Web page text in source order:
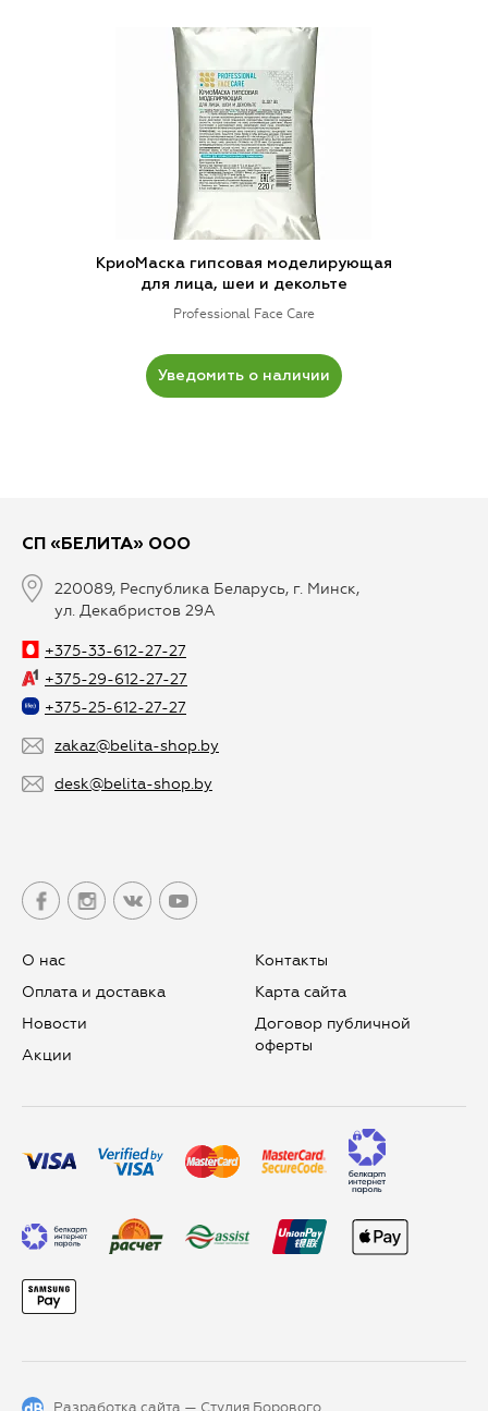
КриоМаска гипсовая моделирующая
для лица, шеи и декольте
Professional Face Care
Уведомить о наличии
СП «БЕЛИТА» ООО
220089, Республика Беларусь, г. Минск,
ул. Декабристов 29А
+375-33-612-27-27
+375-29-612-27-27
+375-25-612-27-27
zakaz@belita-shop.by
desk@belita-shop.by
О нас
Оплата и доставка
Новости
Aкции
Контакты
Карта сайта
Договор публичной
оферты
Разработка сайта — Студия Борового